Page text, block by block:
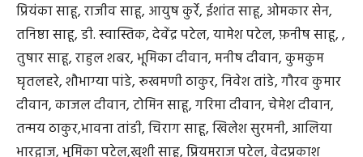
प्रियंका साहू, राजीव साहू, आयुष कुर्रे, ईशांत साहू, ओमकार सेन,
तनिष्ठा साहू, डी. स्वास्तिक, देवेंद्र पटेल, यामेश पटेल, फ़नीष साहू, ,
तुषार साहू, राहुल शबर, भूमिका दीवान, मनीष दीवान, कुमकुम
घृतलहरे, शौभाग्या पांडे, रूखमणी ठाकुर, निवेश तांडे, गौरव कुमार
दीवान, काजल दीवान, टोमिन साहू, गरिमा दीवान, चेमेश दीवान,
तन्मय ठाकुर,भावना तांडी, चिराग साहू, खिलेश सुरमनी, आलिया